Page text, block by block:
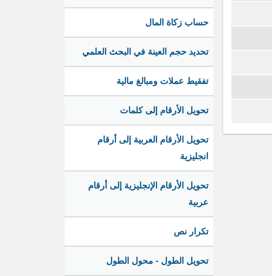
حساب زكاة المال
تحديد حجم العينة في البحث العلمي
تفقيط عملات ومبالغ مالية
تحويل الأرقام إلى كلمات
تحويل الأرقام العربية إلى أرقام
انجليزية
تحويل الأرقام الإنجليزية إلى أرقام
عربية
تكرار نص
تحويل الطول - محول الطول